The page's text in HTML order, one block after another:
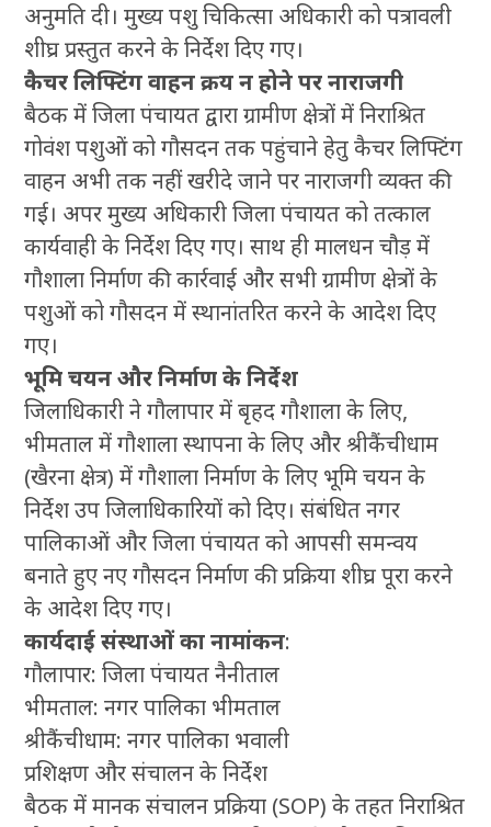
अनुमति दी। मुख्य पशु चिकित्सा अधिकारी को पत्रावली
शीघ्र प्रस्तुत करने के निर्देश दिए गए।
कैचर लिफ्टिंग वाहन क्रय न होने पर नाराजगी
बैठक में जिला पंचायत द्वारा ग्रामीण क्षेत्रों में निराश्रित
गोवंश पशुओं को गौसदन तक पहुंचाने हेतु कैचर लिफ्टिंग
वाहन अभी तक नहीं खरीदे जाने पर नाराजगी व्यक्त की
गई। अपर मुख्य अधिकारी जिला पंचायत को तत्काल
कार्यवाही के निर्देश दिए गए। साथ ही मालधन चौड़ में
गौशाला निर्माण की कार्रवाई और सभी ग्रामीण क्षेत्रों के
पशुओं को गौसदन में स्थानांतरित करने के आदेश दिए
गए।
भूमि चयन और निर्माण के निर्देश
जिलाधिकारी ने गौलापार में बृहद गौशाला के लिए,
भीमताल में गौशाला स्थापना के लिए और श्रीकैंचीधाम
(खैरना क्षेत्र) में गौशाला निर्माण के लिए भूमि चयन के
निर्देश उप जिलाधिकारियों को दिए। संबंधित नगर
पालिकाओं और जिला पंचायत को आपसी समन्वय
बनाते हुए नए गौसदन निर्माण की प्रक्रिया शीघ्र पूरा करने
के आदेश दिए गए।
कार्यदाई संस्थाओं का नामांकन:
गौलापार: जिला पंचायत नैनीताल
भीमताल: नगर पालिका भीमताल
श्रीकैंचीधाम: नगर पालिका भवाली
प्रशिक्षण और संचालन के निर्देश
बैठक में मानक संचालन प्रक्रिया (SOP) के तहत निराश्रित